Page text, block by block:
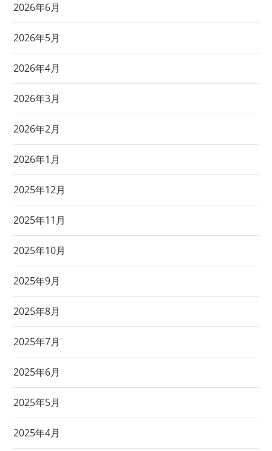
2026年6月
2026年5月
2026年4月
2026年3月
2026年2月
2026年1月
2025年12月
2025年11月
2025年10月
2025年9月
2025年8月
2025年7月
2025年6月
2025年5月
2025年4月